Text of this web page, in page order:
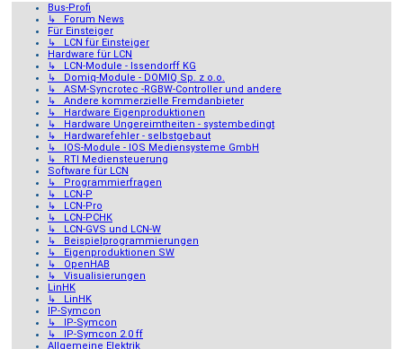
Bus-Profi
↳ Forum News
Für Einsteiger
↳ LCN für Einsteiger
Hardware für LCN
↳ LCN-Module - Issendorff KG
↳ Domiq-Module - DOMIQ Sp. z o.o.
↳ ASM-Syncrotec -RGBW-Controller und andere
↳ Andere kommerzielle Fremdanbieter
↳ Hardware Eigenproduktionen
↳ Hardware Ungereimtheiten - systembedingt
↳ Hardwarefehler - selbstgebaut
↳ IOS-Module - IOS Mediensysteme GmbH
↳ RTI Mediensteuerung
Software für LCN
↳ Programmierfragen
↳ LCN-P
↳ LCN-Pro
↳ LCN-PCHK
↳ LCN-GVS und LCN-W
↳ Beispielprogrammierungen
↳ Eigenproduktionen SW
↳ OpenHAB
↳ Visualisierungen
LinHK
↳ LinHK
IP-Symcon
↳ IP-Symcon
↳ IP-Symcon 2.0 ff
Allgemeine Elektrik